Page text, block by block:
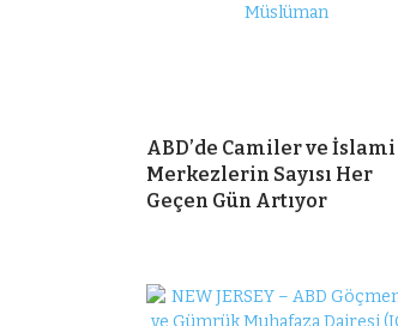
ABD’de Camiler ve İslami
Merkezlerin Sayısı Her
Geçen Gün Artıyor